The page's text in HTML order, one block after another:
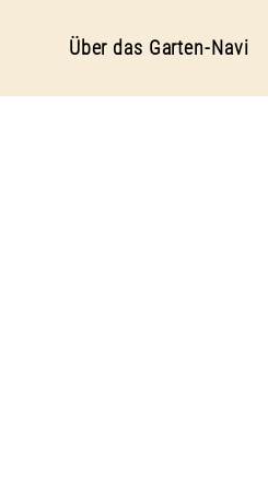
Über das Garten-Navi